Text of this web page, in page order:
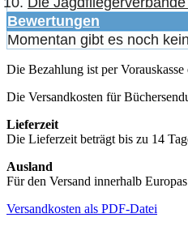
Bewertungen
Momentan gibt es noch
Die Bezahlung ist per
Die Versandkosten für
Lieferzeit
Die Lieferzeit beträgt bis zu 14
Ausland
Für den Versand innerhalb
Versandkosten als PDF-Datei